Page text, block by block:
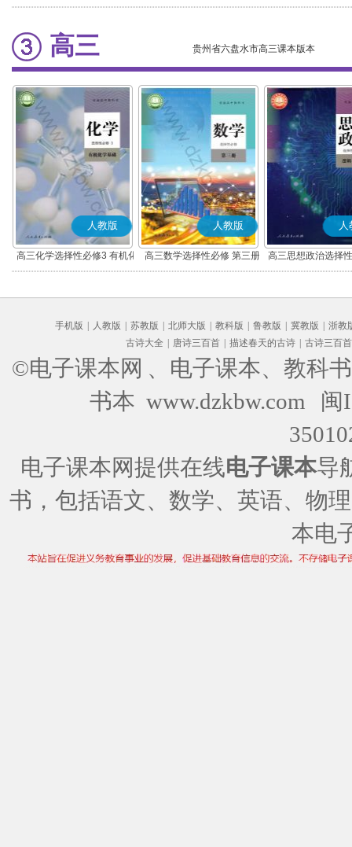
编版)
高三 贵州省六盘水市高三课本版本
人教版
高三化学选择性必修3 有机化
学基础
人教版
高三数学选择性必修 第三册
(A版)
人
高三思想政治选择
辑与思维(部
手机版 人教版 苏教版 北师大版 教科版 鲁教版 冀教版
浙教
古诗大全
唐诗三百首 描述春天的古诗 古诗三百首
©电子课本网 、电子课本、教科
书本 www.dzkbw.com
闽
电子课本网提供在线电子课本导
书，包括语文、数学、英语、物
本电